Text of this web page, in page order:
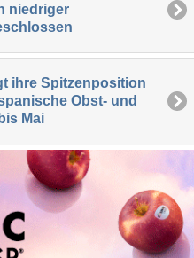
niedriger
ihre Spitzenposition
Obst- und
Mai